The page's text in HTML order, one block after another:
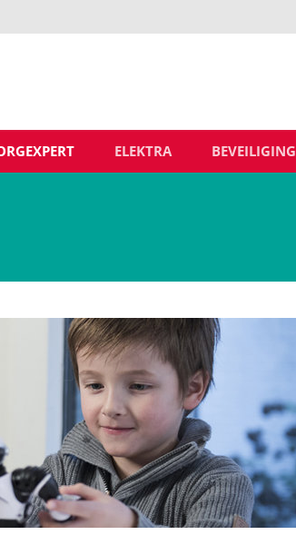
ELEKTRA BEVEILIGING